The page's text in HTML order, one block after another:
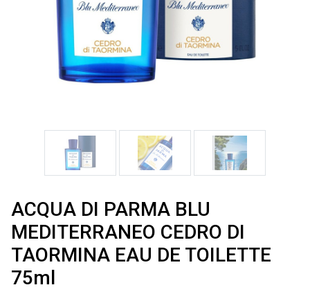
ACQUA DI PARMA BLU
MEDITERRANEO CEDRO DI
TAORMINA EAU DE TOILETTE
75ml